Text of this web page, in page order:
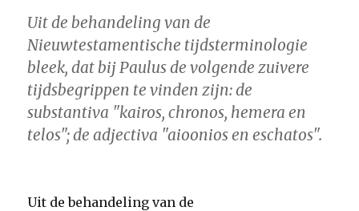
Uit de behandeling van de
Nieuwtestamentische tijdsterminologie
bleek, dat bij Paulus de volgende zuivere
tijdsbegrippen te vinden zijn: de
substantiva "kairos, chronos, hemera en
telos"; de adjectiva "aioonios en eschatos".
Uit de behandeling van de